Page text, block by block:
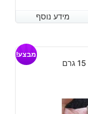
מידע נוסף
מידע נוסף
מבצע!